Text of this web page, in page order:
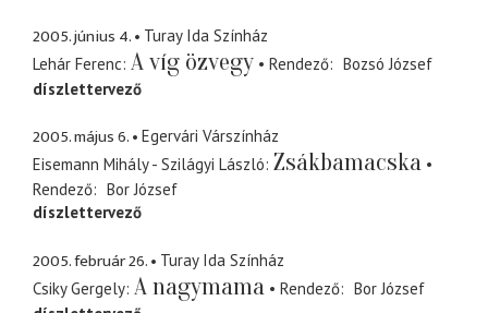
2005. június 4.
Turay Ida Színház
Lehár Ferenc A víg özvegy Rendező
Bozsó József
díszlettervező
2005. május 6.
Egervári Várszínház
Eisemann Mihály - Szilágyi László Zsákbamacska
Rendező
Bor József
díszlettervező
2005. február 26.
Turay Ida Színház
Csiky Gergely A nagymama Rendező
Bor József